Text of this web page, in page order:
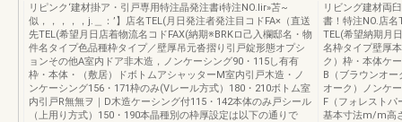
リピンク‘建材掛ア・引戸専用特注晶発注書i特注NO.lir»苫~
似，，，，，j.＿：’】店名TEL(月日発注者発注目コドFA×（直送
先TEL(希望月日店着物流名コドFAX(納期※BRKロ己入欄邸名・物
件名タイプ色品種枠タイプ／壁厚吊元沓摺り引戸錠形態オプシ
ョンその他A室内ドア非木造，ノンケーシング90・115し有有
枠・本体・（敷居）ドボトムアシャッターM室内引戸木造・ノ
ンケーシング156・171枠のみ(Vレール方式）180・210ボトム室
内引戸R無無ヲ｜D木造ケーシング付115・142本体のみ戸シール
（上用り方式）150・190本晶種別の枠厚設定は以下の通りで
リビング建材両
書！特注NO.店名
TEL(希望納期月
名枠タイプ壁厚
ク）枠・本体ケ
B（ブラウンオ
オーク）ノンケ
F（フォレストパ
基本寸法m/m高